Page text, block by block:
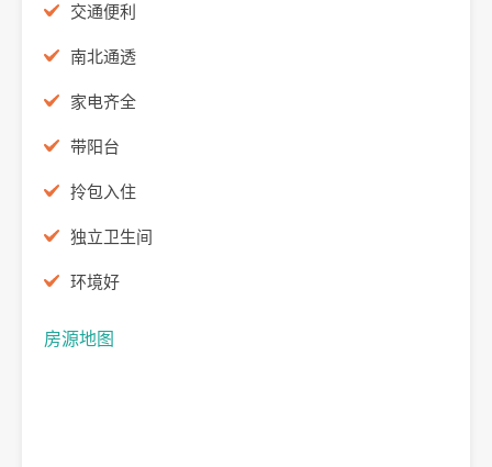
交通便利
南北通透
家电齐全
带阳台
拎包入住
独立卫生间
环境好
房源地图